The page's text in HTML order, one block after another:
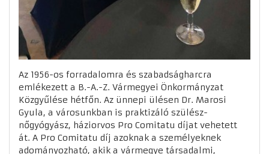
Az 1956-os forradalomra és szabadságharcra
emlékezett a B.-A.-Z. Vármegyei Önkormányzat
Közgyűlése hétfőn. Az ünnepi ülésen Dr. Marosi
Gyula, a városunkban is praktizáló szülész-
nőgyógyász, háziorvos Pro Comitatu díjat vehetett
át. A Pro Comitatu díj azoknak a személyeknek
adományozható, akik a vármegye társadalmi,